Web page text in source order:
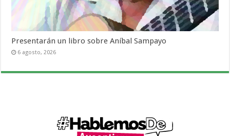
Presentarán un libro sobre Aníbal Sampayo
6 agosto, 2026